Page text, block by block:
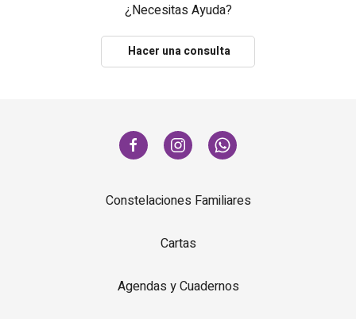
¿Necesitas Ayuda?
Hacer una consulta
Constelaciones Familiares
Cartas
Agendas y Cuadernos